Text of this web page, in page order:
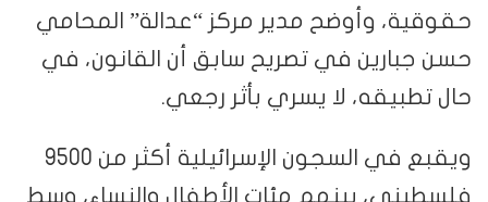
حقوقية، وأوضح مدير مركز “عدالة” المحامي
حسن جبارين في تصريح سابق أن القانون، في
حال تطبيقه، لا يسري بأثر رجعي.
ويقبع في السجون الإسرائيلية أكثر من 9500
فلسطيني، بينهم مئات الأطفال والنساء، وسط